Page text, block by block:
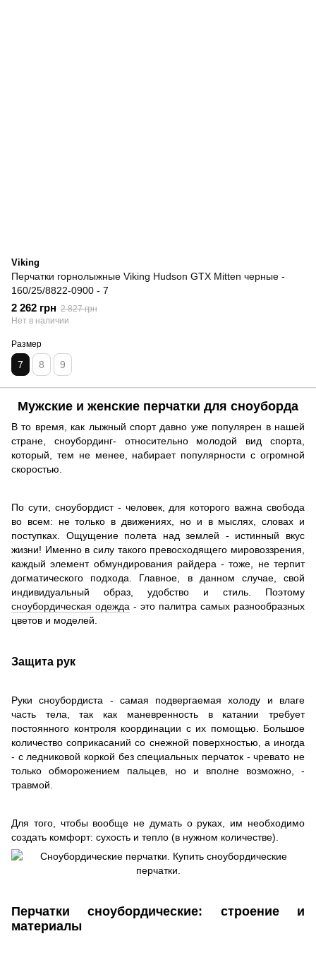
Viking
Перчатки горнолыжные Viking Hudson GTX Mitten черные -
160/25/8822-0900 - 7
2 262 грн 2 827 грн
Нет в наличии
Размер
7 8 9
Мужские и женские перчатки для сноуборда
В то время, как лыжный спорт давно уже популярен в нашей
стране, сноубординг- относительно молодой вид спорта,
который, тем не менее, набирает популярности с огромной
скоростью.
По сути, сноубордист - человек, для которого важна свобода
во всем: не только в движениях, но и в мыслях, словах и
поступках. Ощущение полета над землей - истинный вкус
жизни! Именно в силу такого превосходящего мировоззрения,
каждый элемент обмундирования райдера - тоже, не терпит
догматического подхода. Главное, в данном случае, свой
индивидуальный образ, удобство и стиль. Поэтому
сноубордическая одежда - это палитра самых разнообразных
цветов и моделей.
Защита рук
Руки сноубордиста - самая подвергаемая холоду и влаге
часть тела, так как маневренность в катании требует
постоянного контроля координации с их помощью. Большое
количество соприкасаний со снежной поверхностью, а иногда
- с ледниковой коркой без специальных перчаток - чревато не
только обморожением пальцев, но и вполне возможно, -
травмой.
Для того, чтобы вообще не думать о руках, им необходимо
создать комфорт: сухость и тепло (в нужном количестве).
Перчатки сноубордические: строение и
материалы